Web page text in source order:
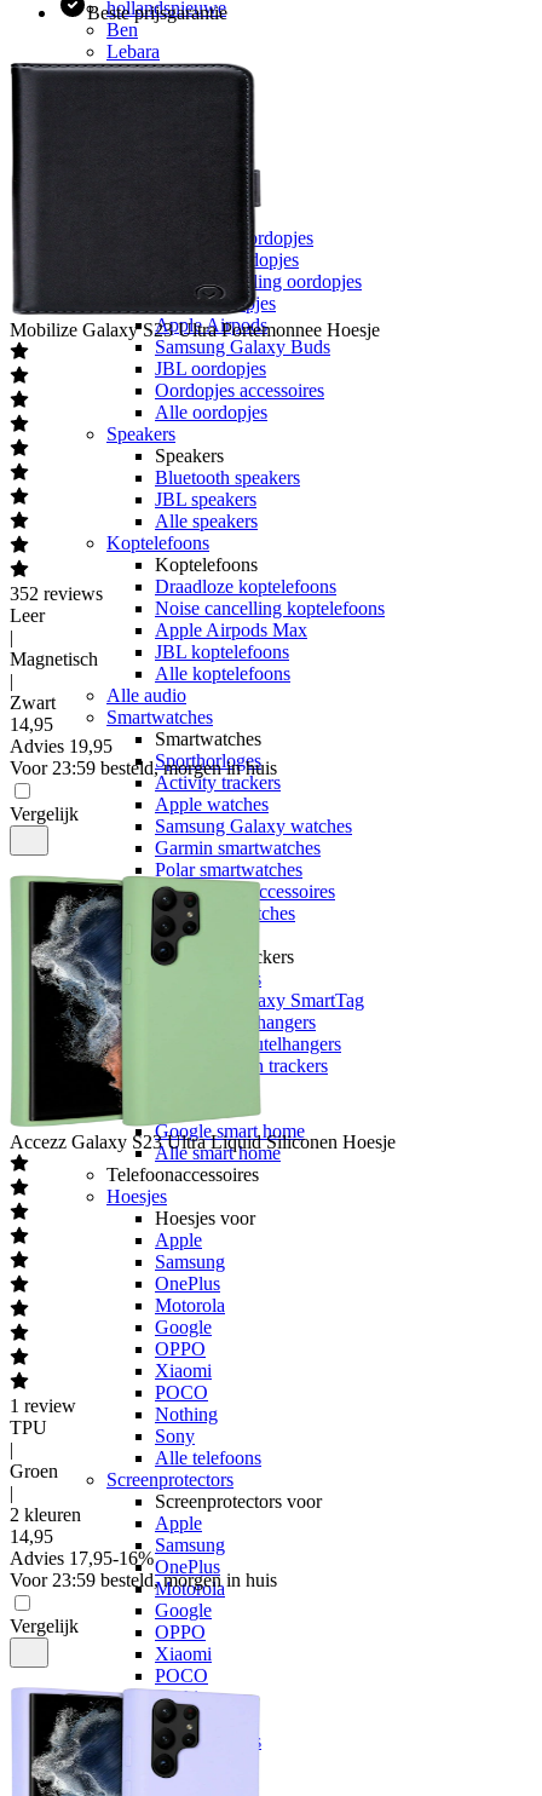
hollandsnieuwe
Ben
Lebara
50+ Mobiel
Draadloze oordopjes
Bedrade oordopjes
Noise cancelling oordopjes
Sport oordopjes
Apple Airpods
Samsung Galaxy Buds
JBL oordopjes
Oordopjes accessoires
Alle oordopjes
Speakers
Speakers
Bluetooth speakers
JBL speakers
Alle speakers
Koptelefoons
Koptelefoons
Draadloze koptelefoons
Noise cancelling koptelefoons
Apple Airpods Max
JBL koptelefoons
Alle koptelefoons
Alle audio
Smartwatches
Smartwatches
Sporthorloges
Activity trackers
Apple watches
Samsung Galaxy watches
Garmin smartwatches
Polar smartwatches
Smartwatch accessoires
Alle smartwatches
Bluetooth trackers
Bluetooth trackers
Apple Airtags
Samsung Galaxy SmartTag
Airtag sleutelhangers
SmartTag sleutelhangers
Alle bluetooth trackers
Smart home
Google smart home
Alle smart home
Telefoonaccessoires
Hoesjes
Hoesjes voor
Apple
Samsung
OnePlus
Motorola
Google
OPPO
Xiaomi
POCO
Nothing
Sony
Alle telefoons
Screenprotectors
Screenprotectors voor
Apple
Samsung
OnePlus
Motorola
Google
OPPO
Xiaomi
POCO
Nothing
Sony
Alle telefoons
Kabels
Kabels voor
Beste prijsgarantie
Mobilize Galaxy S23 Ultra Portemonnee Hoesje
352 reviews
Leer
|
Magnetisch
|
Zwart
14,95
Advies 19,95
Voor 23:59 besteld, morgen in huis
Vergelijk
Accezz Galaxy S23 Ultra Liquid Siliconen Hoesje
1 review
TPU
|
Groen
|
2 kleuren
14,95
Advies 17,95-16%
Voor 23:59 besteld, morgen in huis
Vergelijk